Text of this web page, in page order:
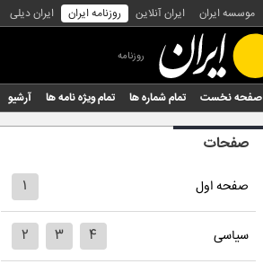
موسسه ایران ایران آنلاین روزنامه ایران ایران دیلی
روزنامه
صفحه نخست تمام شماره ها تمام ویژه نامه ها آرشیو
صفحات
صفحه اول ۱
سیاسی ۲ ۳ ۴